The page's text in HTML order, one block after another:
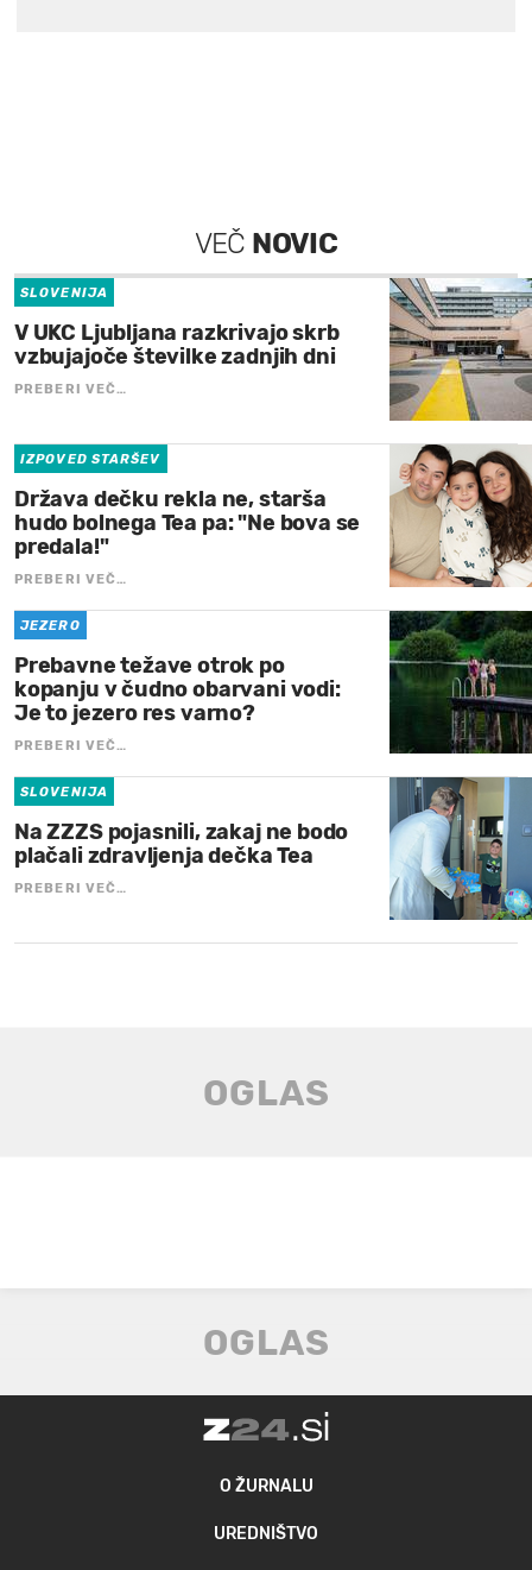
VEČ NOVIC
SLOVENIJA
V UKC Ljubljana razkrivajo skrb
vzbujajoče številke zadnjih dni
PREBERI VEČ…
IZPOVED STARŠEV
Država dečku rekla ne, starša
hudo bolnega Tea pa: "Ne bova se
predala!"
PREBERI VEČ…
JEZERO
Prebavne težave otrok po
kopanju v čudno obarvani vodi:
Je to jezero res varno?
PREBERI VEČ…
SLOVENIJA
Na ZZZS pojasnili, zakaj ne bodo
plačali zdravljenja dečka Tea
PREBERI VEČ…
O ŽURNALU
UREDNIŠTVO